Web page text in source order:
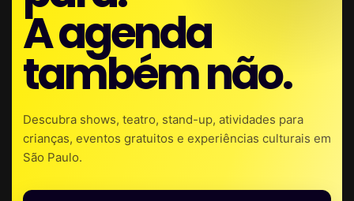
A agenda
também não.
Descubra shows, teatro, stand-up, atividades para
crianças, eventos gratuitos e experiências culturais em
São Paulo.